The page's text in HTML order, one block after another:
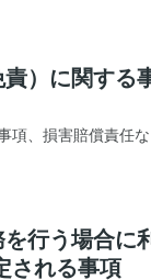
）に関する
項、損害賠償責任
行う場合に
される事項